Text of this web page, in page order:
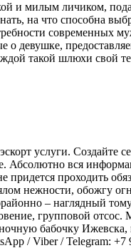
и милым личиком,
на что способна
современных
девушке,
такой шлюхи свой
услуги. Создайте
Абсолютно вся
придется проходить
нежности, обожгу
– наглядный
групповой отсос.
бабочку Ижевска,
/ Viber / Telegram: +7